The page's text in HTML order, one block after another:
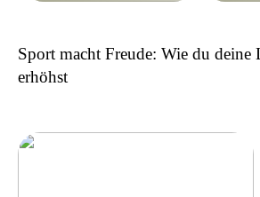
Sport macht Freude: Wie du deine
erhöhst